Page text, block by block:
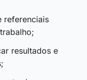
referenciais
resultados e